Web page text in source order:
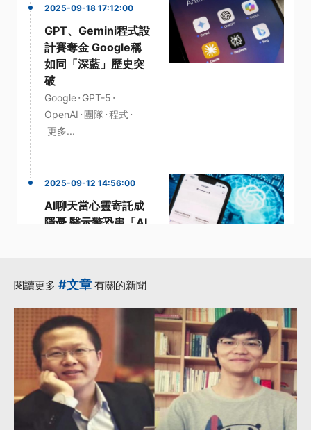
2025-09-18 17:12:00
GPT、Gemini程式設
計賽奪金 Google稱
如同「深藍」歷史突
破
Google· GPT-5 ·
OpenAI ·團隊·程式·
更多...
2025-09-12 14:56:00
AI聊天當心靈寄託成
隱憂 醫示警恐患「AI
更多...
閱讀更多 #文章 有關的新聞